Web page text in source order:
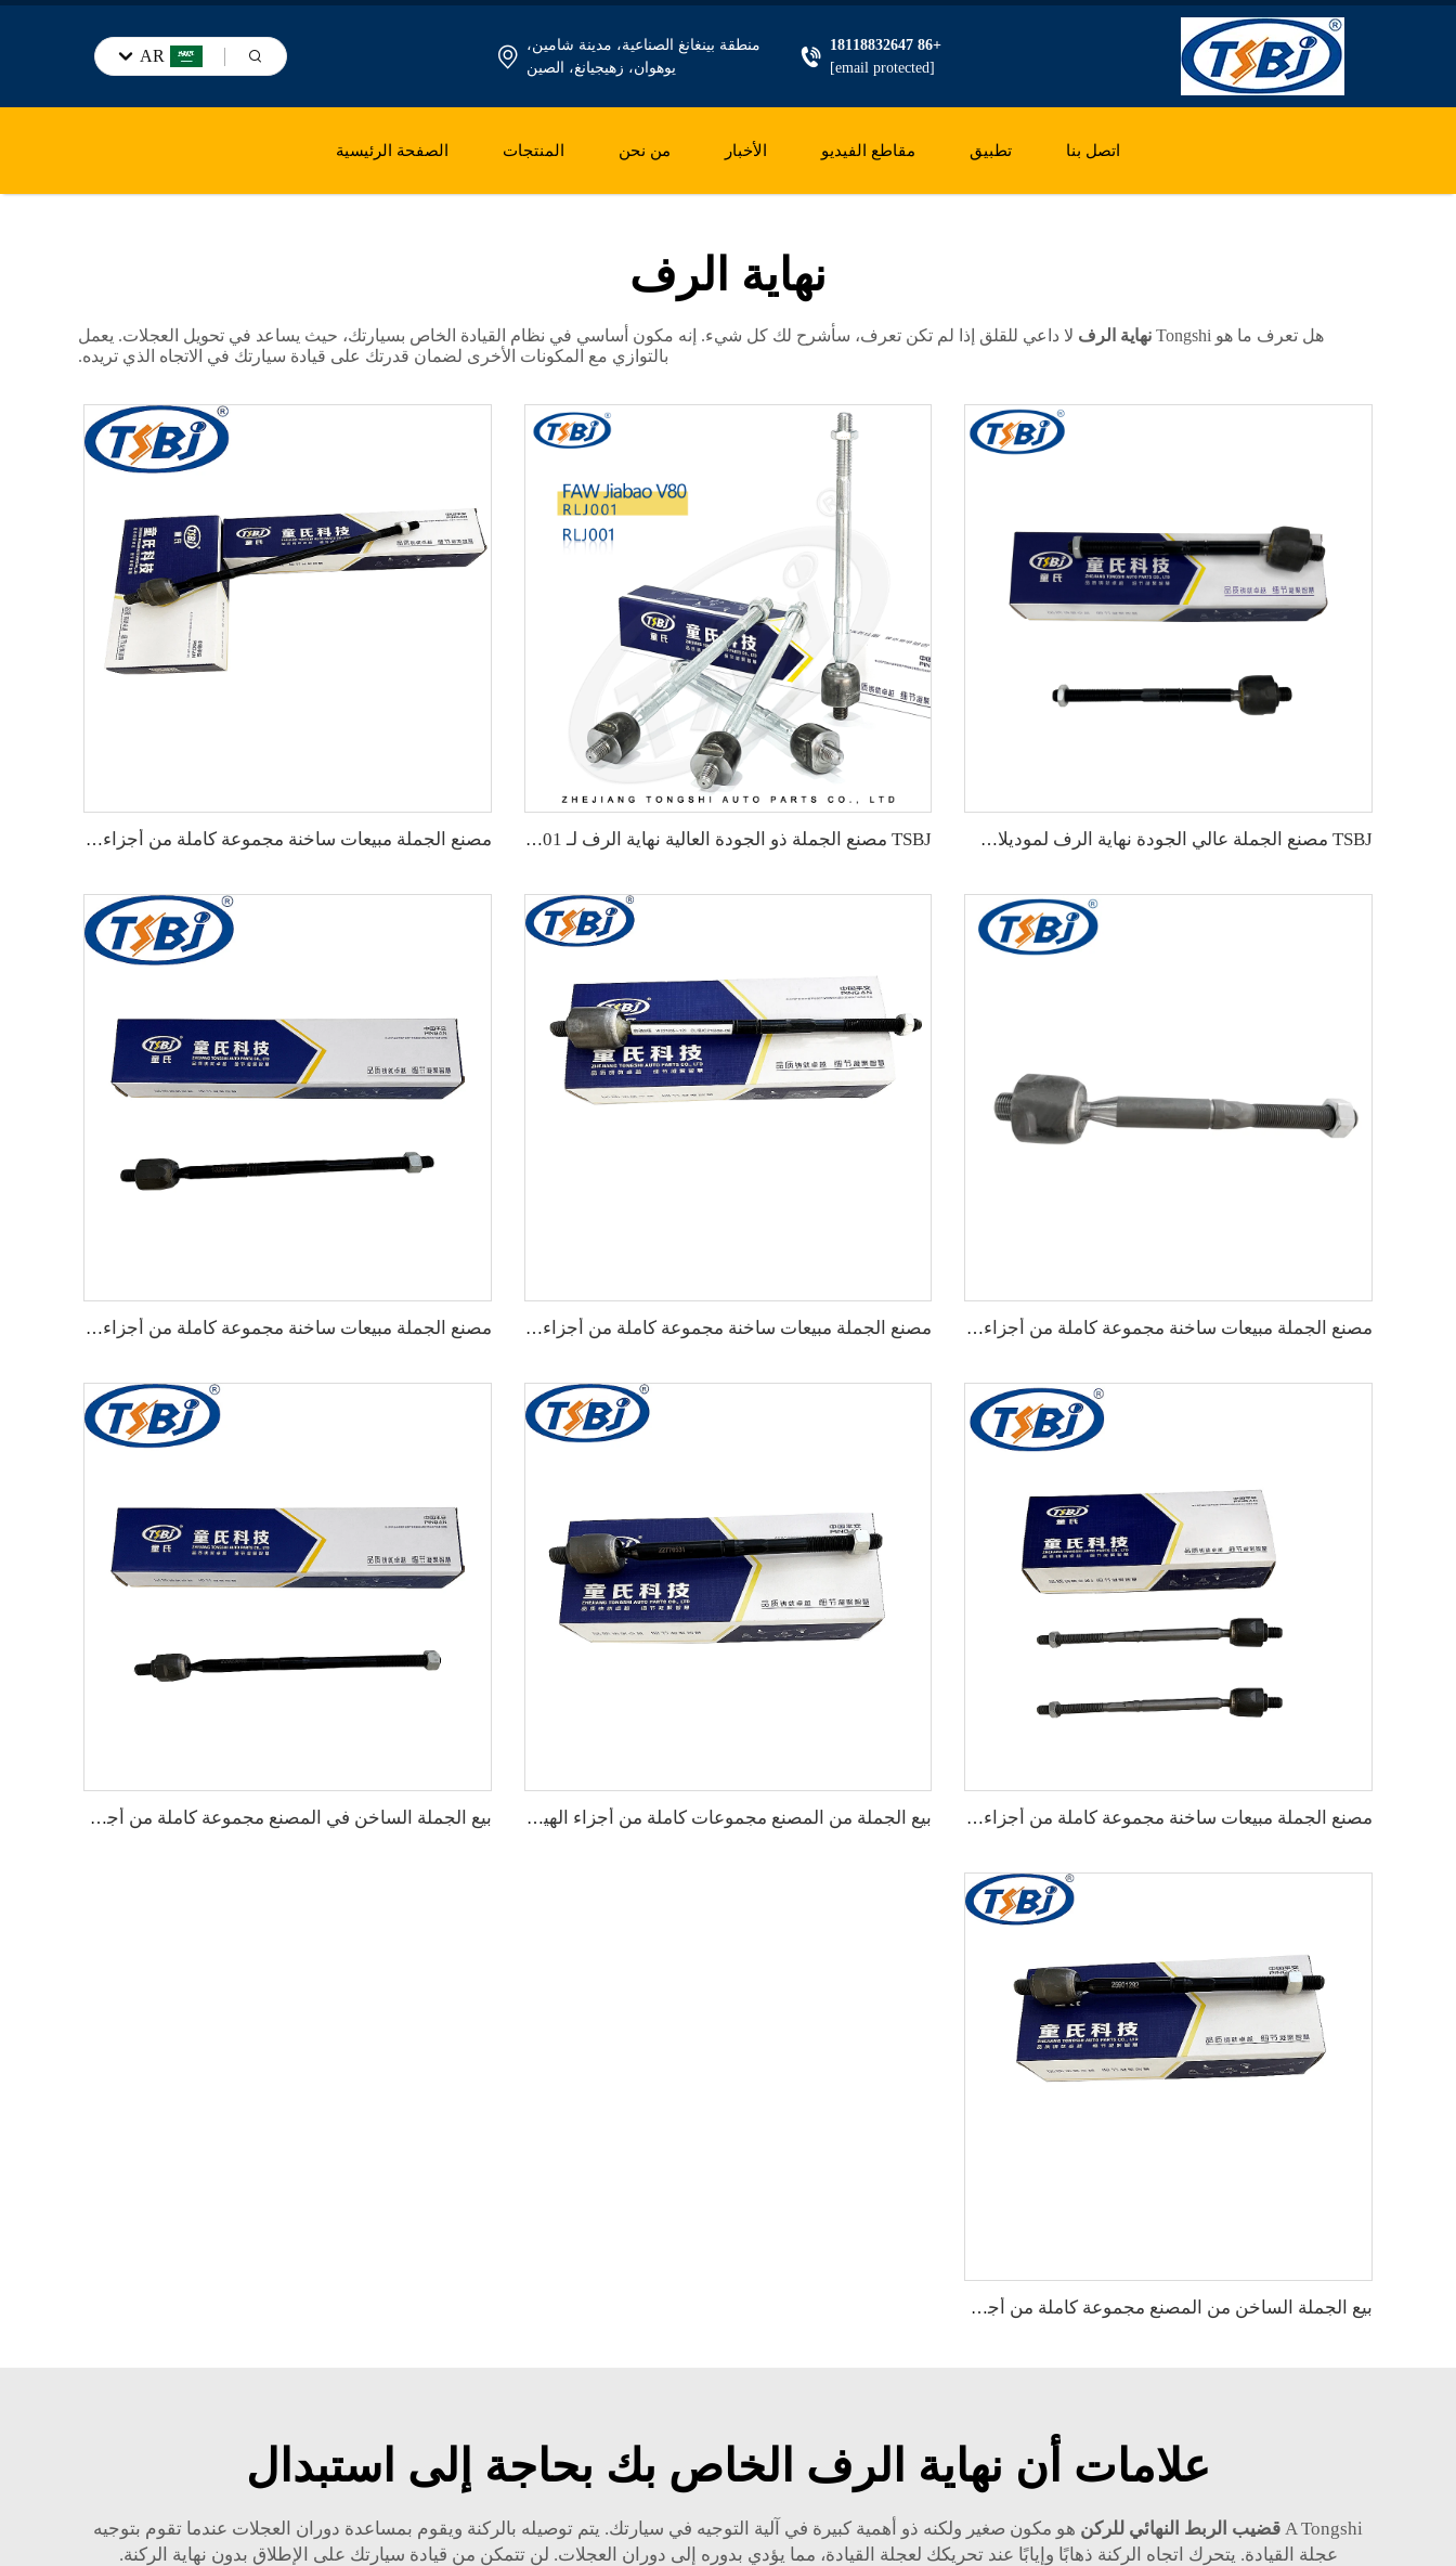
+86 18118832647
[email protected]
منطقة بينغانغ الصناعية، مدينة شامين،
يوهوان، زهيجيانغ، الصين
AR
الصفحة الرئيسية المنتجات من نحن الأخبار مقاطع الفيديو تطبيق اتصل بنا
نهاية الرف
هل تعرف ما هو Tongshi نهاية الرف لا داعي للقلق إذا لم تكن تعرف، سأشرح لك كل شيء. إنه مكون أساسي في نظام القيادة الخاص بسيارتك، حيث يساعد في تحويل العجلات. يعمل
بالتوازي مع المكونات الأخرى لضمان قدرتك على قيادة سيارتك في الاتجاه الذي تريده.
TSBJ مصنع الجملة عالي الجودة نهاية الرف لموديلات Mercedes C سلسلة W203 OE 2303380015 2203380715 2203380915 TSBJ مصنع الجملة ذو الجودة العالية نهاية الرف لـ Karry Youyou EV OE:RKR001 مصنع الجملة مبيعات ساخنة مجموعة كاملة من أجزاء الهيكل السيارات مثل نهاية الرف لـ Chevrolet EPICA OE:93740701
مصنع الجملة مبيعات ساخنة مجموعة كاملة من أجزاء الهيكل السيارات مثل نهاية الرف لـ JEEP GRAND CHEROKEE 16- OE:68303629AB مصنع الجملة مبيعات ساخنة مجموعة كاملة من أجزاء الهيكل السيارات مثل نهاية الرف لـ Mercedes-Benz W221 OE:2213301603 مصنع الجملة مبيعات ساخنة مجموعة كاملة من أجزاء الهيكل السيارات مثل نهاية الرف لـ Buick Excelle OE:13286687
مصنع الجملة مبيعات ساخنة مجموعة كاملة من أجزاء الهيكل السيارات مثل نهاية الرف لـ Tesla MODEL 3 OE:104483100F-B بيع الجملة من المصنع مجموعات كاملة من أجزاء الهيكل السفلي للسيارات مثل نهاية الركن لسيارة كاديلاك XTS OE:22776531 بيع الجملة الساخن في المصنع مجموعة كاملة من أجزاء هيكل السيارة مثل نهاية الرف لسيارات شيفروليه كروز 1.5 رقم الأصلي: 22923846
بيع الجملة الساخن من المصنع مجموعة كاملة من أجزاء الهيكل العظمي للسيارات مثل نهاية الرف لسيارة كاديلاك SRX OE:25901292
علامات أن نهاية الرف الخاص بك بحاجة إلى استبدال
A Tongshi قضيب الربط النهائي للركن هو مكون صغير ولكنه ذو أهمية كبيرة في آلية التوجيه في سيارتك. يتم توصيله بالركنة ويقوم بمساعدة دوران العجلات عندما تقوم بتوجيه
عجلة القيادة. يتحرك اتجاه الركنة ذهابًا وإيابًا عند تحريكك لعجلة القيادة، مما يؤدي بدوره إلى دوران العجلات. لن تتمكن من قيادة سيارتك على الإطلاق بدون نهاية الركنة.